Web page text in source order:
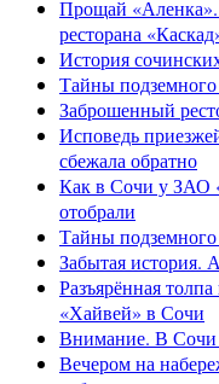
Прощай «Аленка».
ресторана
История
Тайны
Заброшенный
Исповедь
сбежала обратно
Как в Сочи у ЗАО
отобрали
Тайны
Забытая история.
Разъярённая
«Хайвей» в Сочи
Внимание. В Сочи
Вечером на